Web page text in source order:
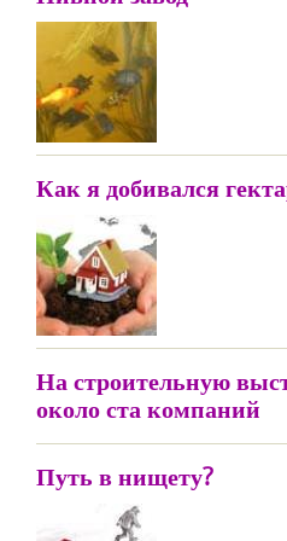
Как я добивался
На строительную
около ста компаний
Путь в нищету?